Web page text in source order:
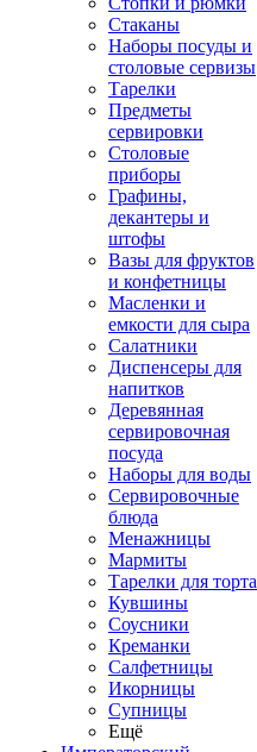
Стаканы
Наборы посуды и
столовые сервизы
Тарелки
Предметы
сервировки
Столовые
приборы
Графины,
декантеры и
штофы
Вазы для фруктов
и конфетницы
Масленки и
емкости для сыра
Салатники
Диспенсеры для
напитков
Деревянная
сервировочная
посуда
Наборы для воды
Сервировочные
блюда
Менажницы
Мармиты
Тарелки для торта
Кувшины
Соусники
Креманки
Салфетницы
Икорницы
Супницы
Ещё